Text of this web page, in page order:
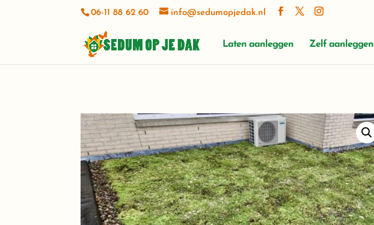
06-11 88 62 60 info@sedumopjedak.nl
Laten aanleggen Zelf aanleggen